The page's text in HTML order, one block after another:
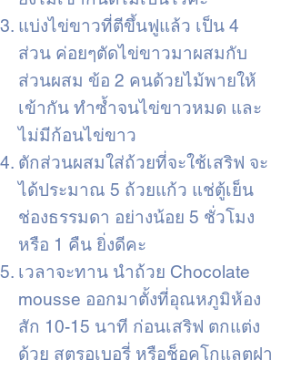
แบ่งไข่ขาวที่ตีขึ้นฟูแล้ว เป็น 4
ส่วน ค่อยๆตัดไข่ขาวมาผสมกับ
ส่วนผสม ข้อ 2 คนด้วยไม้พายให้
เข้ากัน ทำซ้ำจนไข่ขาวหมด และ
ไม่มีก้อนไข่ขาว
ตักส่วนผสมใส่ถ้วยที่จะใช้เสริฟ จะ
ได้ประมาณ 5 ถ้วยแก้ว แช่ตู้เย็น
ช่องธรรมดา อย่างน้อย 5 ชั่วโมง
หรือ 1 คืน ยิ่งดีคะ
เวลาจะทาน นำถ้วย Chocolate
mousse ออกมาตั้งที่อุณหภูมิห้อง
สัก 10-15 นาที ก่อนเสริฟ ตกแต่ง
ด้วย สตรอเบอรี่ หรือช็อคโกแลตฝา